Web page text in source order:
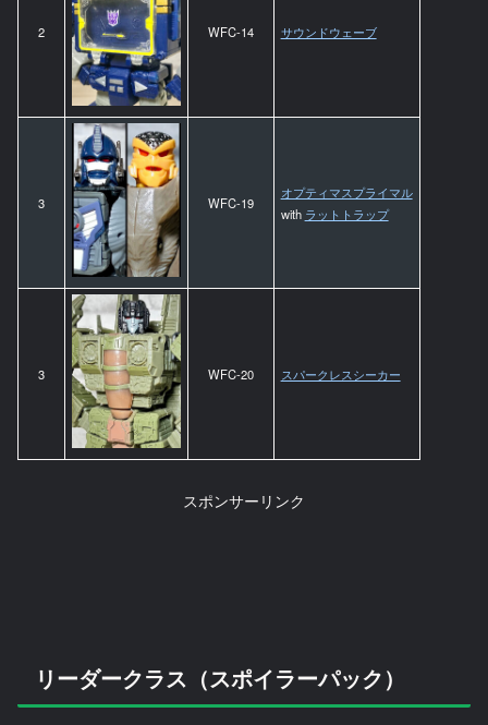
2 WFC-14 サウンドウェーブ
3 WFC-19
オプティマスプライマル
with ラットトラップ
3 WFC-20 スパークレスシーカー
スポンサーリンク
リーダークラス（スポイラーパック）